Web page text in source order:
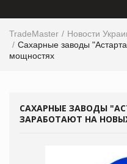
TradeMaster
Новости
Сахарные заводы
мощностях
САХАРНЫЕ ЗАВОДЫ
ЗАРАБОТАЮТ НА